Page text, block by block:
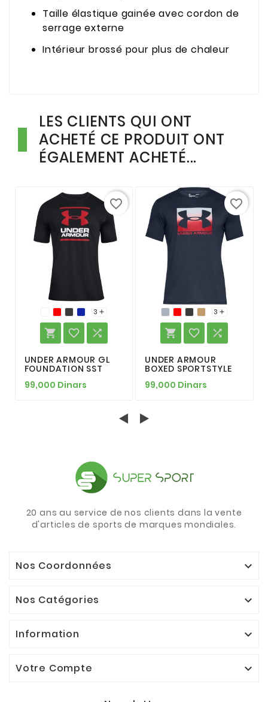
Taille élastique gainée avec cordon de
serrage externe
Intérieur brossé pour plus de chaleur
LES CLIENTS QUI ONT
ACHETÉ CE PRODUIT ONT
ÉGALEMENT ACHETÉ...
3 
  
UNDER ARMOUR GL
FOUNDATION SST
99,000 Dinars
favorite_border
3 
  
UNDER ARMOUR
BOXED SPORTSTYLE
99,000 Dinars
favorite_border
20 ans au service de nos clients dans la vente
d'articles de sports de marques mondiales.
Nos Coordonnées 
Nos Catégories 
Information 
Votre Compte 